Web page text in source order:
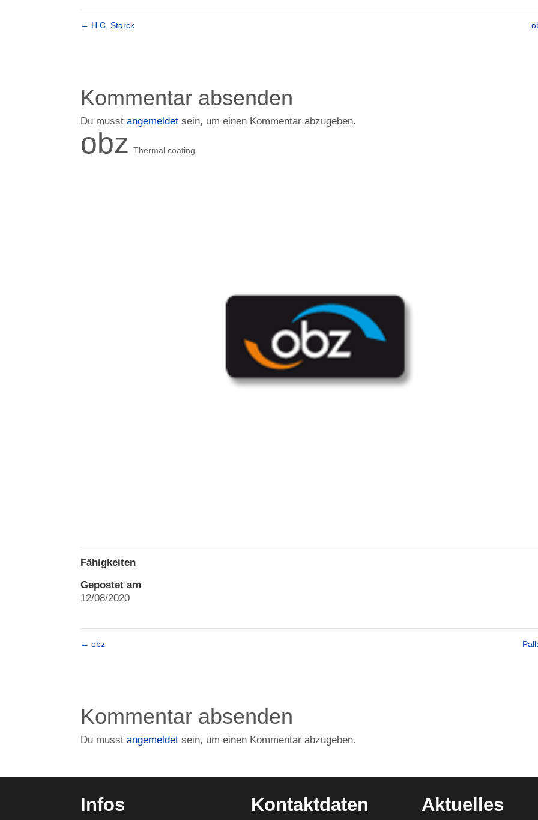
← H.C. Starck
Kommentar absenden
Du musstangemeldet sein, um einen Kommentar abzugeben.
obz Thermal coating
Fähigkeiten
Gepostet am
12/08/2020
← obz
Kommentar absenden
Du musstangemeldet sein, um einen Kommentar abzugeben.
Infos Kontaktdaten Aktuelles